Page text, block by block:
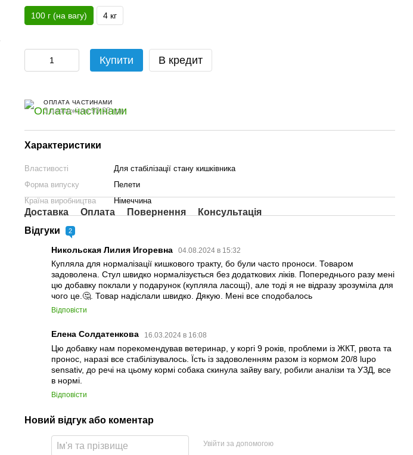
100 г (на вагу) 4 кг
Купити В кредит
ОПЛАТА ЧАСТИНАМИ
3 платежі по 93.33 грн
Характеристики
Властивості
Для стабілізації стану кишківника
Форма випуску
Пелети
Країна виробництва
Німеччина
Доставка Оплата Повернення
Консультація
Відгуки
2
Никольская Лилия Игоревна 04.08.2024 в 15:32
Купляла для нормалізації кишкового тракту, бо були часто проноси. Товаром
задоволена. Стул швидко нормалізується без додаткових ліків. Попереднього разу мені
цю добавку поклали у подарунок (купляла ласощі), але тоді я не відразу зрозуміла для
чого це.🤔. Товар надіслали швидко. Дякую. Мені все сподобалось
Відповісти
Елена Солдатенкова 16.03.2024 в 16:08
Цю добавку нам порекомендував ветеринар, у коргі 9 років, проблеми із ЖКТ, рвота та
пронос, наразі все стабілізувалось. Їсть із задоволенням разом із кормом 20/8 lupo
sensativ, до речі на цьому кормі собака скинула зайву вагу, робили аналізи та УЗД, все
в нормі.
Відповісти
Новий відгук або коментар
Увійти за допомогою